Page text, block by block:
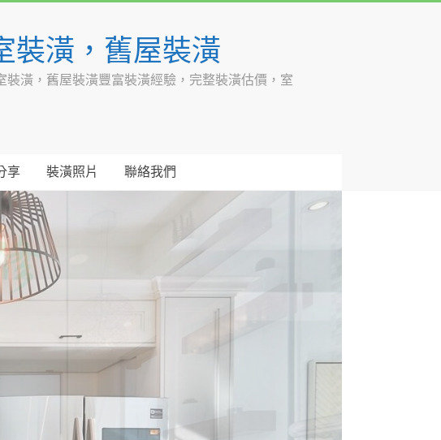
裝潢，舊屋裝潢
潢，舊屋裝潢豐富裝潢經驗，完整裝潢估價，室
享 裝潢照片 聯絡我們